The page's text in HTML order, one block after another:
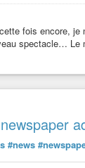
fois encore, je
spectacle…
#news